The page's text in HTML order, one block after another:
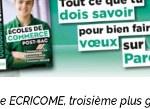
ECRICOME, troisième